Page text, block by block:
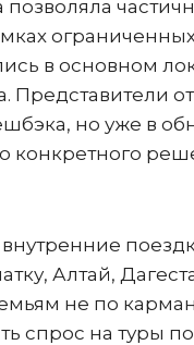
позволяла
в основном
Представители
но уже в
конкретного
Алтай,
не по
спрос на туры